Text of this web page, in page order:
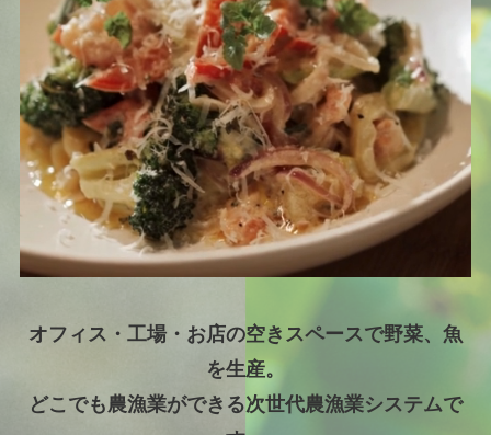
オフィス・工場・お店の空きスペースで野菜、魚
を生産。
どこでも農漁業ができる次世代農漁業システムで